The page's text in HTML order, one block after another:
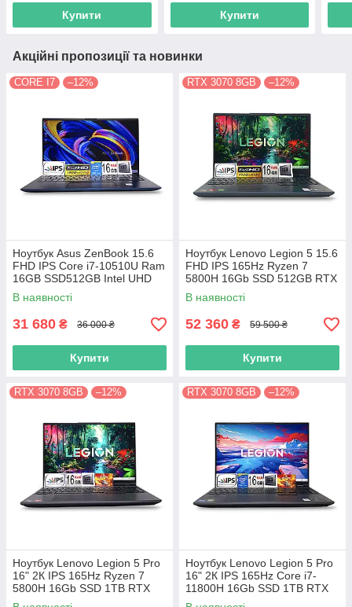
Купити Купити
Акційні пропозиції та новинки
CORE I7 –12%
Ноутбук Asus ZenBook 15.6
FHD IPS Core i7-10510U Ram
16GB SSD512GB Intel UHD
Graphics
В наявності
31 680 ₴ 36 000 ₴
Купити
RTX 3070 8GB –12%
Ноутбук Lenovo Legion 5 15.6
FHD IPS 165Hz Ryzen 7
5800H 16Gb SSD 512GB RTX
3070 8GB
В наявності
52 360 ₴ 59 500 ₴
Купити
RTX 3070 8GB –12%
Ноутбук Lenovo Legion 5 Pro
16" 2К IPS 165Hz Ryzen 7
5800H 16Gb SSD 1TB RTX
3070 8GB
RTX 3070 8GB –12%
Ноутбук Lenovo Legion 5 Pro
16" 2К IPS 165Hz Core i7-
11800H 16Gb SSD 1TB RTX
3070 8GB